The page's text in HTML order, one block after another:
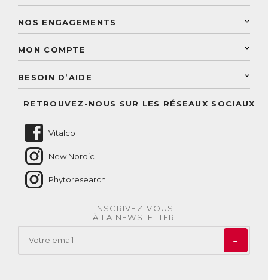
Laboratoire Landais
Découvrez le catalogue
Paiement sécurisé
Conseils personnalisés
NOS ENGAGEMENTS
Conseil personnalisé
MON COMPTE
BESOIN D’AIDE
RETROUVEZ-NOUS SUR LES RÉSEAUX SOCIAUX
Vitalco
New Nordic
Phytoresearch
INSCRIVEZ-VOUS
À LA NEWSLETTER
→